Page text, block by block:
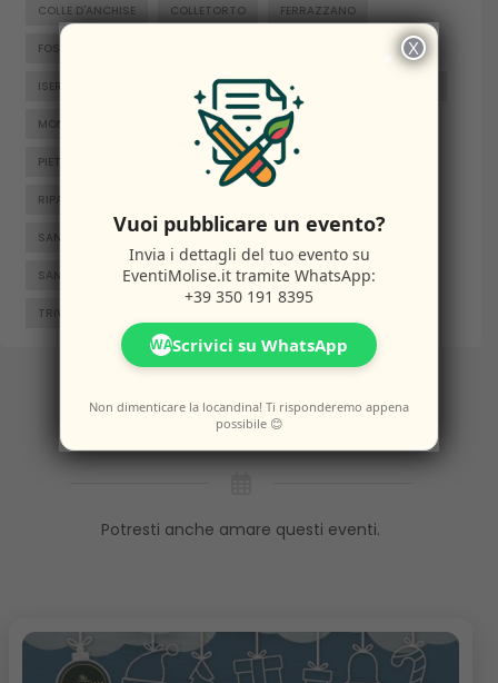
COLLE D'ANCHISE COLLETORTO FERRAZZANO
FOSSALTO GUARDIAREGIA
ISERNIA LARINO MACCHIAGODENA
MONTENERO DI BISACCIA ORATINO
PIETRABBONDANTE PIETRACATELLA
RIPALIMOSANI
SAN GIACOMO DEGLI SCHIAVONI
SANTA CROCE DI MAGLIANO SEPINO TERMOLI
TRIVENTO
AltriEventi
Potresti anche amare questi eventi.
×
Vuoi pubblicare un evento?
Invia i dettagli del tuo evento su
EventiMolise.it tramite WhatsApp:
+39 350 191 8395
WAScrivici su WhatsApp
Non dimenticare la locandina! Ti risponderemo appena
possibile 😊
X